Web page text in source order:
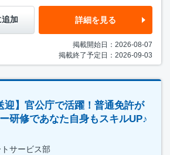
追加 詳細を見る
掲載開始日：2026-08-07
掲載終了予定日：2026-09-03
迎】官公庁で活躍！普通免許が
研修であなた自身もスキルUP♪
サービス部